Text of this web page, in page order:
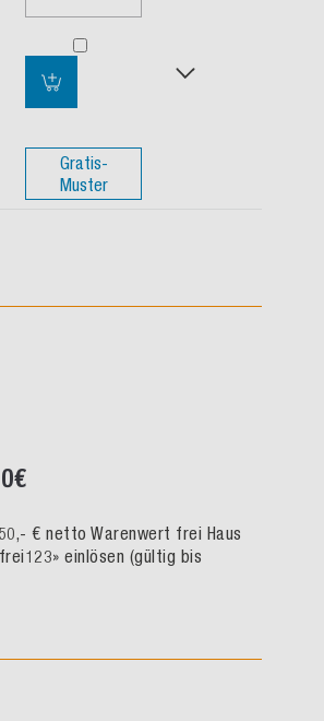
Gratis-
Muster
€ netto Warenwert frei Haus
einlösen (gültig bis